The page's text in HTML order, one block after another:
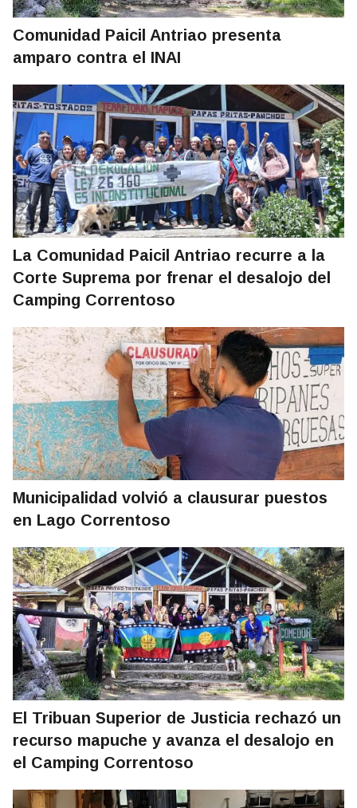
Comunidad Paicil Antriao presenta
amparo contra el INAI
La Comunidad Paicil Antriao recurre a la
Corte Suprema por frenar el desalojo del
Camping Correntoso
Municipalidad volvió a clausurar puestos
en Lago Correntoso
El Tribuan Superior de Justicia rechazó un
recurso mapuche y avanza el desalojo en
el Camping Correntoso